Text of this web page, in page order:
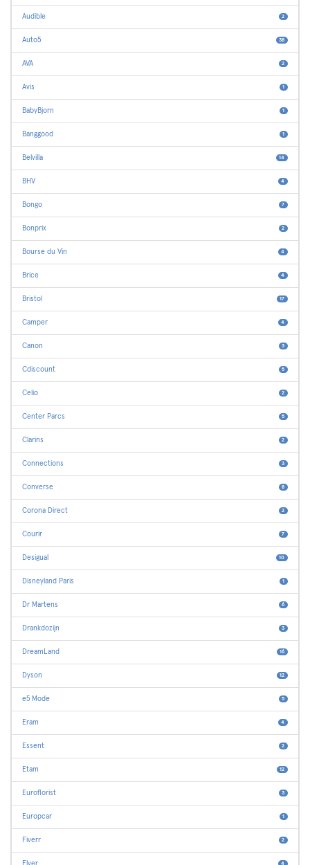
Audible 2
Auto5 38
AVA 2
Avis 1
BabyBjorn 1
Banggood 1
Belvilla 14
BHV 4
Bongo 7
Bonprix 2
Bourse du Vin 4
Brice 4
Bristol 17
Camper 4
Canon 3
Cdiscount 5
Celio 2
Center Parcs 5
Clarins 2
Connections 3
Converse 8
Corona Direct 2
Courir 7
Desigual 10
Disneyland Paris 1
Dr Martens 6
Drankdozijn 3
DreamLand 16
Dyson 12
e5 Mode 5
Eram 4
Essent 2
Etam 12
Euroflorist 3
Europcar 1
Fiverr 2
Flyer 4